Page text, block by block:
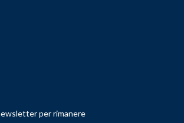
per rimanere